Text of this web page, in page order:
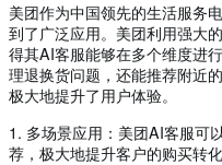
美团作为中国领先的生活服务
到了广泛应用。美团利用强大
得其AI客服能够在多个维度进
理退换货问题，还能推荐附近
极大地提升了用户体验。
1. 多场景应用：美团AI客服可
荐，极大地提升客户的购买转化